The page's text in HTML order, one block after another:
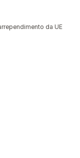
da UE